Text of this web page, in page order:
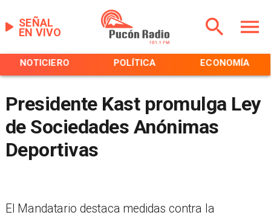
EN VIVO
SEÑAL
NOTICIERO POLÍTICA ECONOMÍA
Presidente Kast promulga Ley
de Sociedades Anónimas
Deportivas
El Mandatario destaca medidas contra la